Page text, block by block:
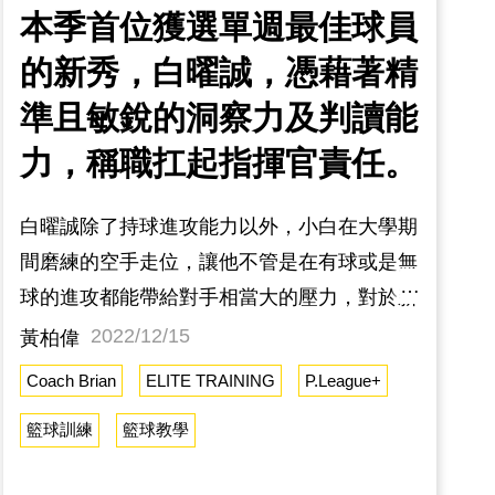
本季首位獲選單週最佳球員
的新秀，白曜誠，憑藉著精
準且敏銳的洞察力及判讀能
力，稱職扛起指揮官責任。
白曜誠除了持球進攻能力以外，小白在大學期
間磨練的空手走位，讓他不管是在有球或是無
球的進攻都能帶給對手相當大的壓力，對於新
秀來說，處理球的能力也非常穩健，擋拆後與
外援的配合，切入後找到最好的空擋，在投與
傳之間，判讀得恰到好處。影片一在無球時判
讀防守者做出後門空手的切入，吸引布拉找到
黃柏偉 2022/12/15
Coach Brian ELITE TRAINING P.League+
籃球訓練 籃球教學